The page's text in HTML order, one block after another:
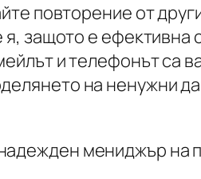
повторение от
я, защото е
и телефонът са
на ненужни
мениджър на